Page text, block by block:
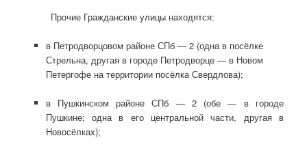
Прочие Гражданские улицы находятся:
в Петродворцовом районе СПб — 2 (одна в посёлке
Стрельна, другая в городе Петродворце — в Новом
Петергофе на территории посёлка Свердлова);
в Пушкинском районе СПб — 2 (обе — в городе
Пушкине; одна в его центральной части, другая в
Новосёлках);